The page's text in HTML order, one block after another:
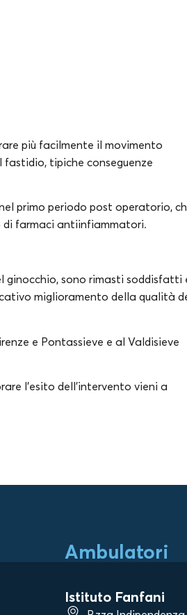
più facilmente il movimento
fastidio, tipiche conseguenze
primo periodo post operatorio,
di farmaci antiinfiammatori.
ginocchio, sono rimasti soddisfatti
miglioramento della qualità
e Pontassieve e al Valdisieve
l’esito dell’intervento vieni a
Ambulatori
Istituto Fanfani